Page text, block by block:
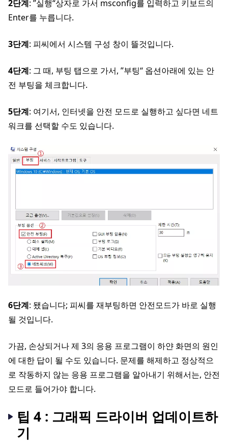
2단계 : ”실행“상자로 가서 msconfig를 입력하고 키보드의
Enter를 누릅니다.
3단계: 피씨에서 시스템 구성 창이 뜰것입니다.
4단계: 그 때, 부팅 탭으로 가서, ”부팅“ 옵션아래에 있는 안
전 부팅을 체크합니다.
5단계: 여기서, 인터넷을 안전 모드로 실행하고 싶다면 네트
워크를 선택할 수도 있습니다.
6단계: 됐습니다; 피씨를 재부팅하면 안전모드가 바로 실행
될 것입니다.
가끔, 손상되거나 제 3의 응용 프로그램이 하얀 화면의 원인
에 대한 답이 될 수도 있습니다. 문제를 해제하고 정상적으
로 작동하지 않는 응용 프로그램을 알아내기 위해서는, 안전
모드로 들어가야 합니다.
팁 4 : 그래픽 드라이버 업데이트하
기